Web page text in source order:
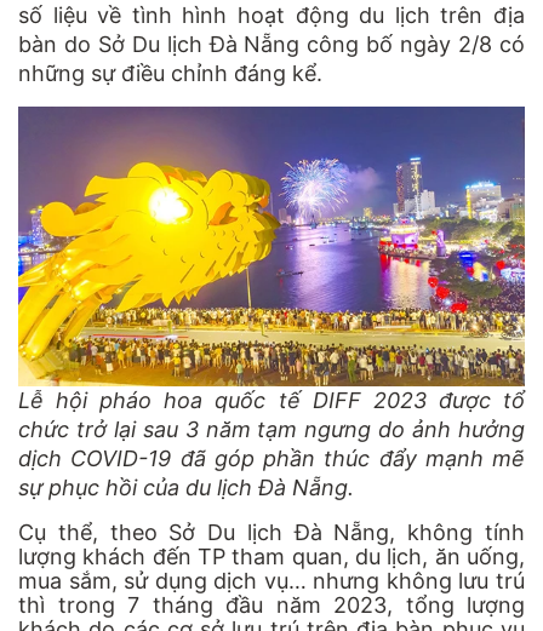
số liệu về tình hình hoạt động du lịch trên địa
bàn do Sở Du lịch Đà Nẵng công bố ngày 2/8 có
những sự điều chỉnh đáng kể.
Lễ hội pháo hoa quốc tế DIFF 2023 được tổ
chức trở lại sau 3 năm tạm ngưng do ảnh hưởng
dịch COVID-19 đã góp phần thúc đẩy mạnh mẽ
sự phục hồi của du lịch Đà Nẵng.
Cụ thể, theo Sở Du lịch Đà Nẵng, không tính
lượng khách đến TP tham quan, du lịch, ăn uống,
mua sắm, sử dụng dịch vụ… nhưng không lưu trú
thì trong 7 tháng đầu năm 2023, tổng lượng